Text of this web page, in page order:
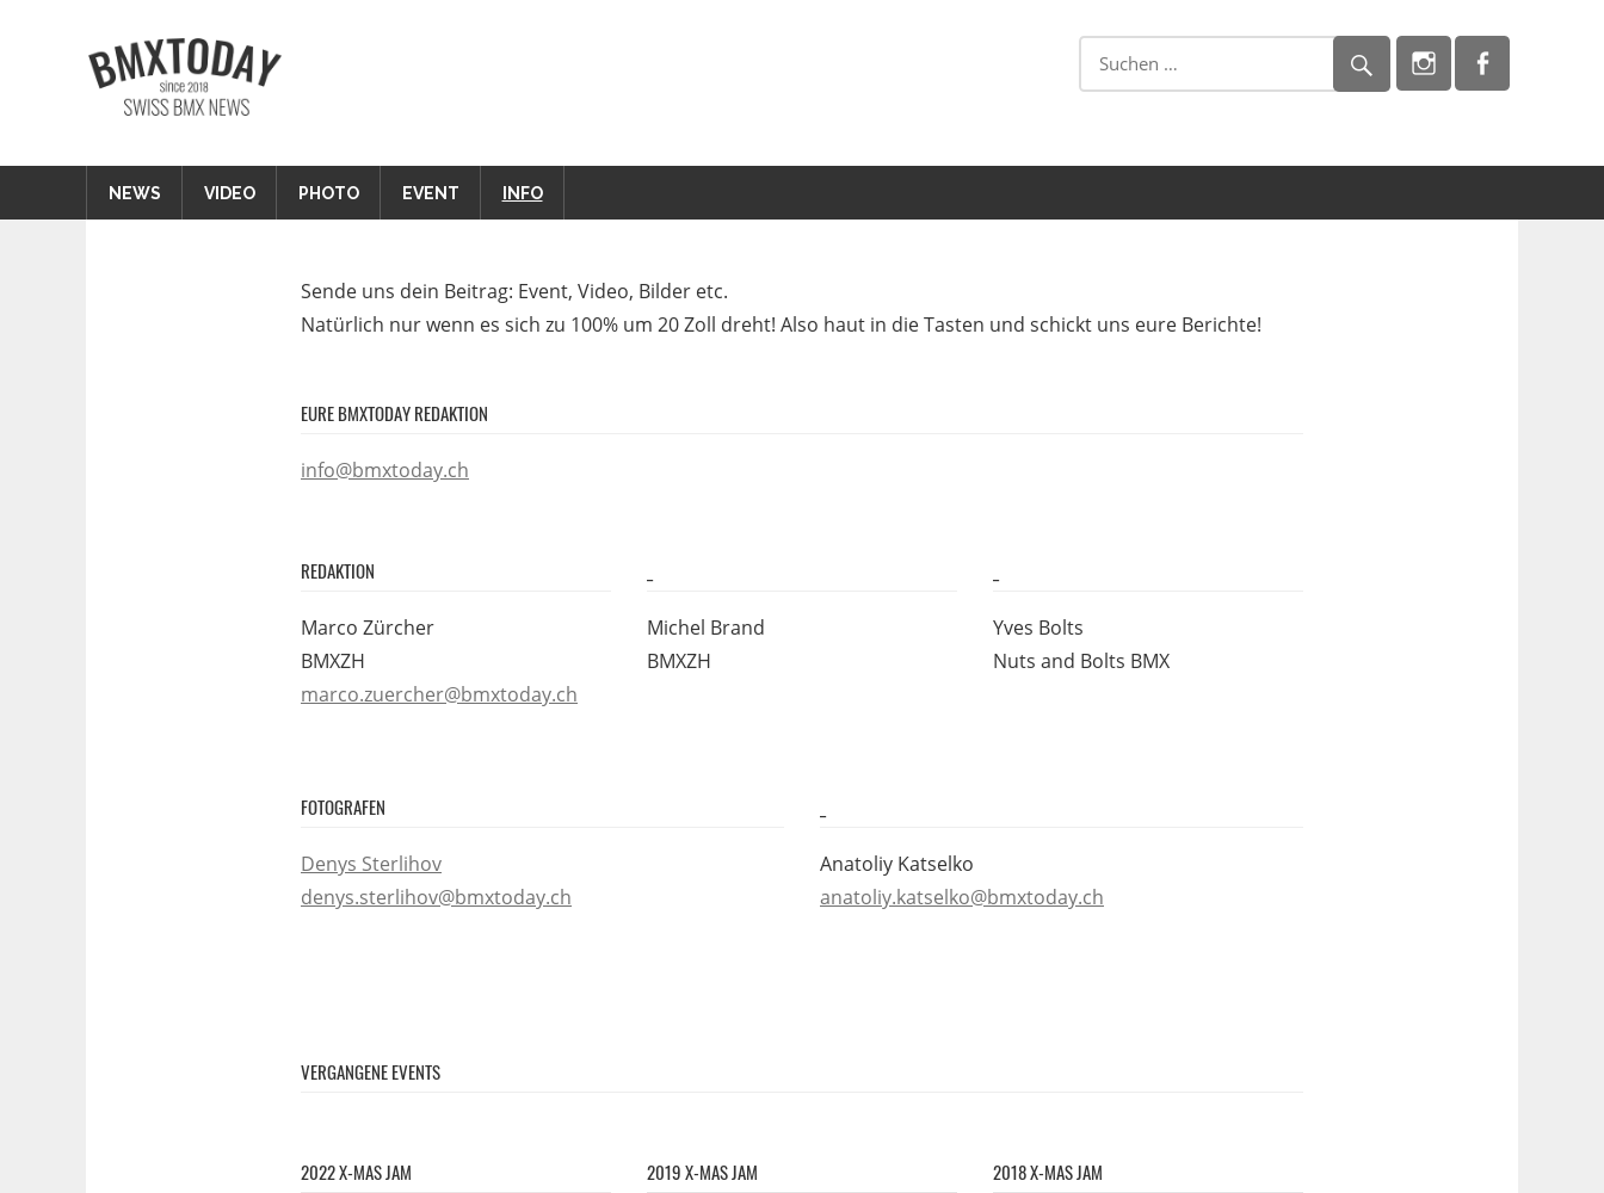
BMX News Schweiz
NEWS VIDEO PHOTO EVENT INFO
Sende uns dein Beitrag: Event, Video, Bilder etc.
Natürlich nur wenn es sich zu 100% um 20 Zoll dreht! Also haut in die Tasten und schickt uns eure Berichte!
EURE BMXTODAY REDAKTION
info@bmxtoday.ch
REDAKTION
Marco Zürcher
BMXZH
marco.zuercher@bmxtoday.ch
Michel Brand
BMXZH
Yves Bolts
Nuts and Bolts BMX
FOTOGRAFEN
Denys Sterlihov
denys.sterlihov@bmxtoday.ch
Anatoliy Katselko
anatoliy.katselko@bmxtoday.ch
VERGANGENE EVENTS
2022 X-MAS JAM 2019 X-MAS JAM 2018 X-MAS JAM